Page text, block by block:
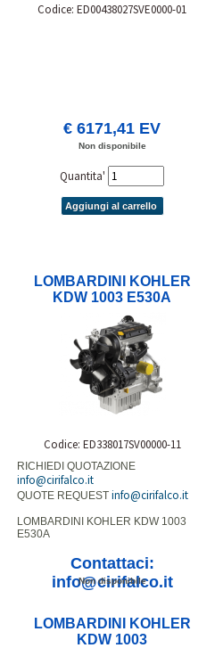
Codice: ED00438027SVE0000-01
€ 6171,41 EV
Non disponibile
Quantita'
Aggiungi al carrello
LOMBARDINI KOHLER
KDW 1003 E530A
Codice: ED338017SV00000-11
RICHIEDI QUOTAZIONE
info@cirifalco.it
QUOTE REQUESTinfo@cirifalco.it
LOMBARDINI KOHLER KDW 1003
E530A
Contattaci:
info@cirifalco.it
Non disponibile
LOMBARDINI KOHLER
KDW 1003